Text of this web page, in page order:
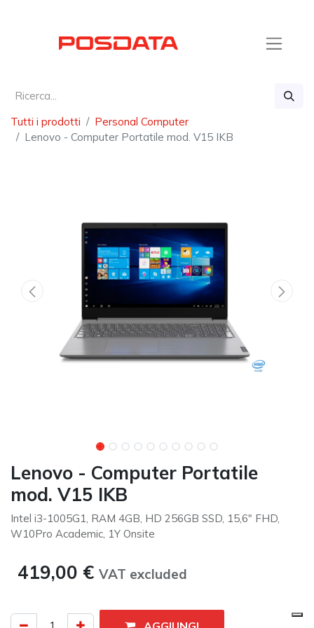
Tutti i prodotti
Personal Computer
Lenovo - Computer Portatile mod. V15 IKB
Lenovo - Computer Portatile
mod. V15 IKB
Intel i3-1005G1, RAM 4GB, HD 256GB SSD, 15,6" FHD,
W10Pro Academic, 1Y Onsite
419,00 € VAT excluded​